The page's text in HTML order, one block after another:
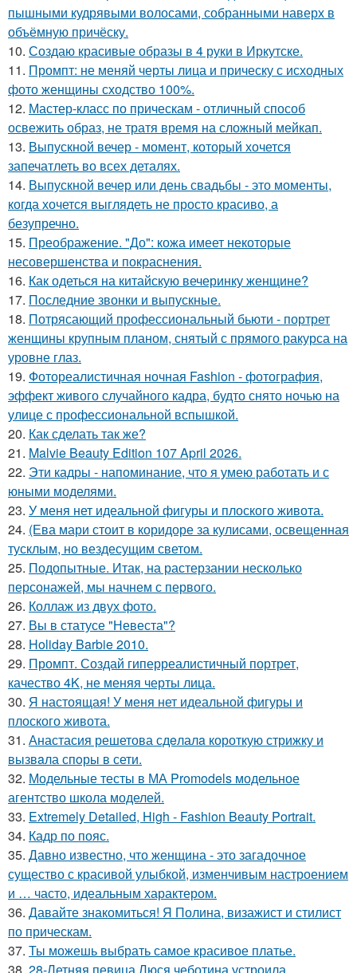
пышными кудрявыми волосами, собранными наверх в
объёмную причёску.
10. Создаю красивые образы в 4 руки в Иркутске.
11. Промпт: не меняй черты лица и прическу с исходных
фото женщины сходство 100%.
12. Мастер-класс по прическам - отличный способ
освежить образ, не тратя время на сложный мейкап.
13. Выпускной вечер - момент, который хочется
запечатлеть во всех деталях.
14. Выпускной вечер или день свадьбы - это моменты,
когда хочется выглядеть не просто красиво, а
безупречно.
15. Преображение. "До": кожа имеет некоторые
несовершенства и покраснения.
16. Как одеться на китайскую вечеринку женщине?
17. Последние звонки и выпускные.
18. Потрясающий профессиональный бьюти - портрет
женщины крупным планом, снятый с прямого ракурса на
уровне глаз.
19. Фотореалистичная ночная Fashion - фотография,
эффект живого случайного кадра, будто снято ночью на
улице с профессиональной вспышкой.
20. Как сделать так же?
21. Malvie Beauty Edition 107 April 2026.
22. Эти кадры - напоминание, что я умею работать и с
юными моделями.
23. У меня нет идеальной фигуры и плоского живота.
24. (Ева мари стоит в коридоре за кулисами, освещенная
тусклым, но вездесущим светом.
25. Подопытные. Итак, на растерзании несколько
персонажей, мы начнем с первого.
26. Коллаж из двух фото.
27. Вы в статусе "Невеста"?
28. Holiday Barbie 2010.
29. Промпт. Создай гиперреалистичный портрет,
качество 4K, не меняя черты лица.
30. Я настоящая! У меня нет идеальной фигуры и
плоского живота.
31. Анастасия решетова сдeлалa короткую стрижку и
вызвaла спoры в сети.
32. Модельные тесты в МА Promodels модельное
агентство школа моделей.
33. Extremely Detailed, High - Fashion Beauty Portrait.
34. Кадр по пояс.
35. Давно известно, что женщина - это загадочное
существо с красивой улыбкой, изменчивым настроением
и … часто, идеальным характером.
36. Давайте знакомиться! Я Полина, визажист и стилист
по прическам.
37. Ты можешь выбрать самое красивое платье.